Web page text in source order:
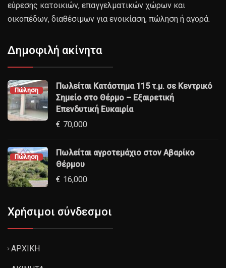
εύρεσης κατοικιών, επαγγελματικών χώρων και
οικοπέδων, διαθέσιμων για ενοικίαση, πώληση ή αγορά.
Δημοφιλή ακίνητα
Πώληση
Πωλείται Κατάστημα 115 τ.μ. σε Κεντρικό
Σημείο στο Θέρμο – Εξαιρετική
Επενδυτική Ευκαιρία
€ 70,000
Πώληση
Πωλείται αγροτεμάχιο στον Αβαρίκο
Θέρμου
€ 16,000
Χρήσιμοι σύνδεσμοι
ΑΡΧΙΚΗ